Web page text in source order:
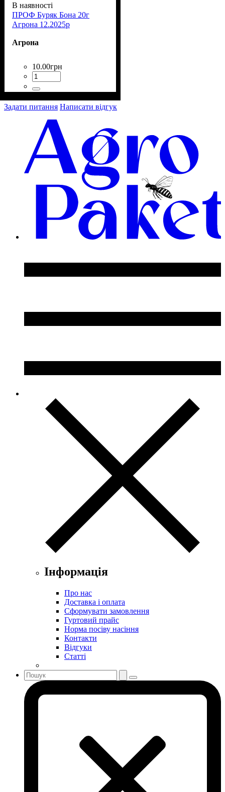
В наявності
ПРОФ Буряк Бона 20г
Агрона 12.2025р
Агрона
10.00грн
Задати питання Написати відгук
Інформація
Про нас
Доставка і оплата
Сформувати замовлення
Гуртовий прайс
Норма посіву насіння
Контакти
Відгуки
Статті